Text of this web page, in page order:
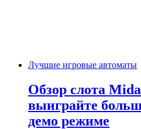
Лучшие игровые автоматы
Обзор слота
выиграйте
демо режиме